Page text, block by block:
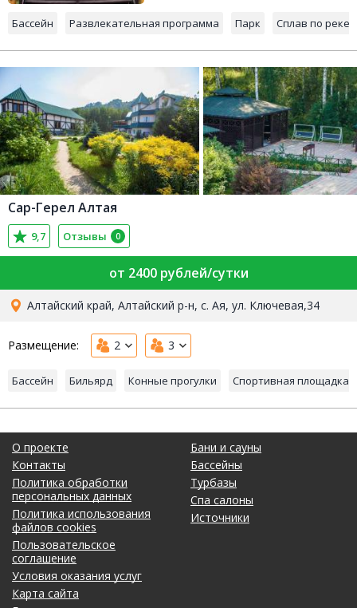
Бассейн Развлекательная программа Парк Сплав по реке
Сар-Герел Алтая
9,7 Отзывы 0
от 2400 рублей/сутки
Алтайский край, Алтайский р-н, с. Ая, ул. Ключевая,34
Размещение: 2 3
Бассейн Бильярд Конные прогулки Спортивная площадка
О проекте
Контакты
Политика обработки
персональных данных
Политика использования
файлов cookies
Пользовательское
соглашение
Условия оказания услуг
Карта сайта
Бани и сауны
Бассейны
Турбазы
Спа салоны
Источники